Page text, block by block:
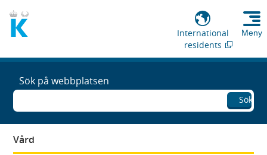
International
residents
Meny
Sök på webbplatsen
Sök
Vård